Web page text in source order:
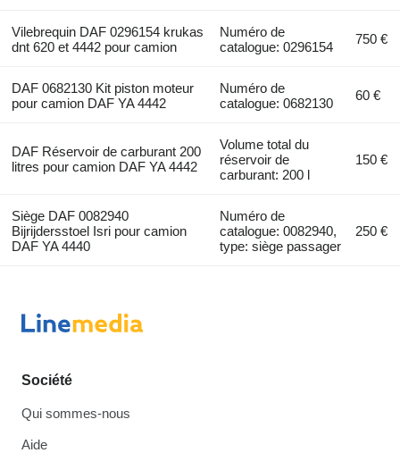
Vilebrequin DAF 0296154 krukas
dnt 620 et 4442 pour camion
Numéro de
catalogue: 0296154
750 €
DAF 0682130 Kit piston moteur
pour camion DAF YA 4442
Numéro de
catalogue: 0682130
60 €
DAF Réservoir de carburant 200
litres pour camion DAF YA 4442
Volume total du
réservoir de
carburant: 200 l
150 €
Siège DAF 0082940
Bijrijdersstoel Isri pour camion
DAF YA 4440
Numéro de
catalogue: 0082940,
type: siège passager
250 €
Société
Qui sommes-nous
Aide